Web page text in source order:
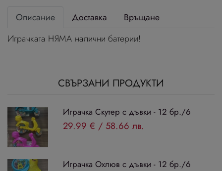
Описание Доставка
Връщане
Играчката НЯМА налични батерии!
СВЪРЗАНИ ПРОДУКТИ
Играчка Скутер с дъвки - 12 бр./6
29.99 € / 58.66 лв.
Играчка Охлюв с дъвки - 12 бр./6